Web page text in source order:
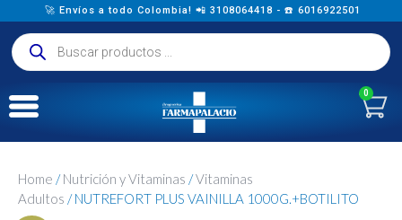
🚀 Envíos a todo Colombia! 📲 3108064418 - ☎️ 6016922501
0
Home /Nutrición y Vitaminas /Vitaminas
Adultos / NUTREFORT PLUS VAINILLA 1000G.+BOTILITO